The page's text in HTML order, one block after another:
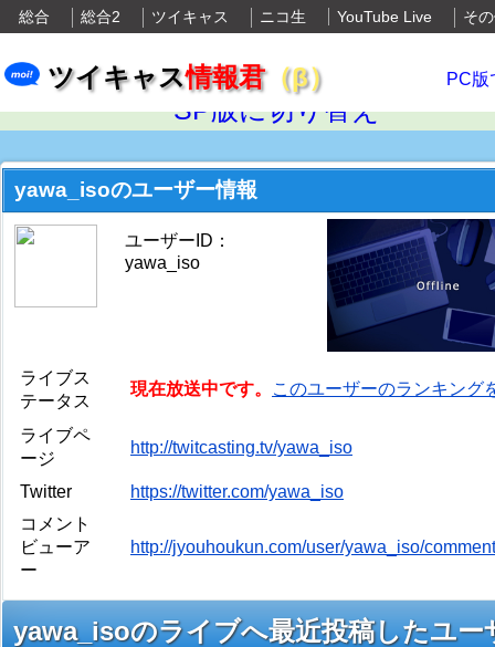
総合 総合2 ツイキャス ニコ生 YouTube Live そ
ツイキャス情報君（β） PC版
SP版に切り替え
yawa_isoのユーザー情報
ユーザーID：
yawa_iso
ライブス
テータス
現在放送中です。 このユーザーのランキング
ライブペ
ージ
http://twitcasting.tv/yawa_iso
Twitter
https://twitter.com/yawa_iso
コメント
ビューア
ー
http://jyouhoukun.com/user/yawa_iso/
yawa_isoのライブへ最近投稿したユー